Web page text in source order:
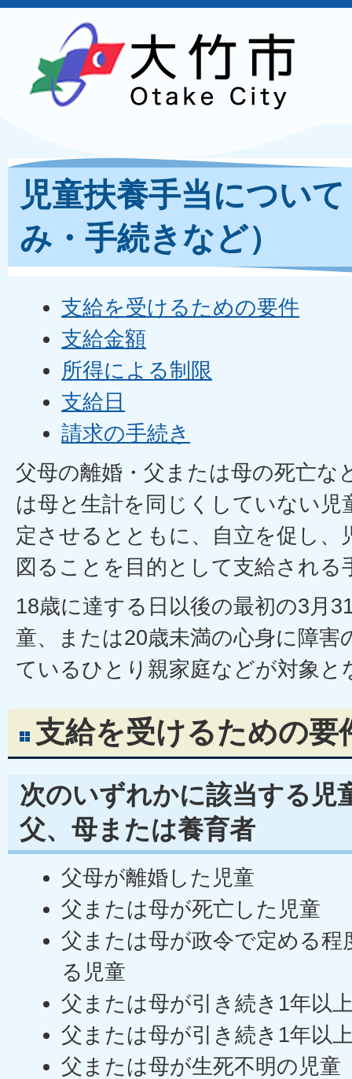
児童扶養手当につい
み・手続きなど）
支給を受けるための要件
支給金額
所得による制限
支給日
請求の手続き
父母の離婚・父または母の死亡な
は母と生計を同じくしていない児
定させるとともに、自立を促し、
図ることを目的として支給される
18歳に達する日以後の最初の3月
童、または20歳未満の心身に障害
ているひとり親家庭などが対象と
支給を受けるための要
次のいずれかに該当する児
父、母または養育者
父母が離婚した児童
父または母が死亡した児童
父または母が政令で定める程
る児童
父または母が引き続き1年以
父または母が引き続き1年以
父または母が生死不明の児童